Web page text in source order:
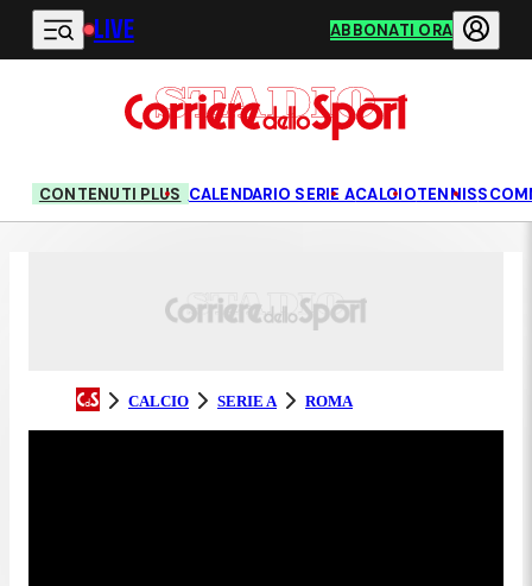
Vai al contenuto principale
LIVE ABBONATI ORA
CONTENUTI PLUS CALENDARIO SERIE ACALCIOTENNIS
CALCIO SERIE A ROMA